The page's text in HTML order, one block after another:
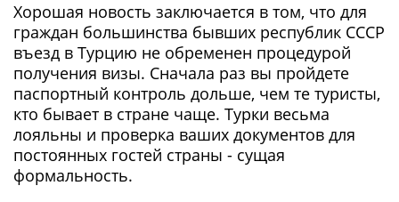
Хорошая новость заключается в том, что для
граждан большинства бывших республик СССР
въезд в Турцию не обременен процедурой
получения визы. Сначала раз вы пройдете
паспортный контроль дольше, чем те туристы,
кто бывает в стране чаще. Турки весьма
лояльны и проверка ваших документов для
постоянных гостей страны - сущая
формальность.